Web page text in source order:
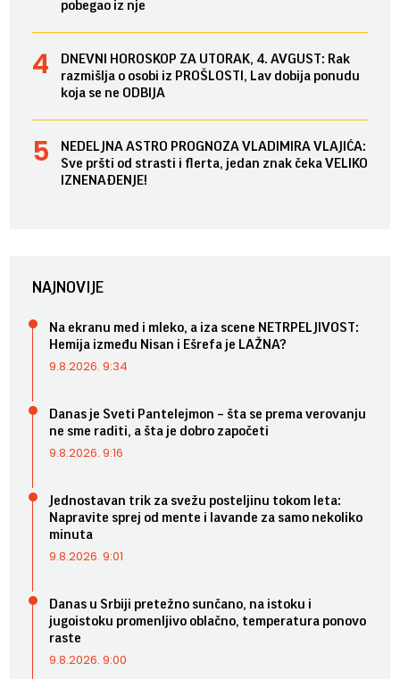
pobegao iz nje
DNEVNI HOROSKOP ZA UTORAK, 4. AVGUST: Rak
razmišlja o osobi iz PROŠLOSTI, Lav dobija ponudu
koja se ne ODBIJA
NEDELJNA ASTRO PROGNOZA VLADIMIRA VLAJIĆA:
Sve pršti od strasti i flerta, jedan znak čeka VELIKO
IZNENAĐENJE!
NAJNOVIJE
Na ekranu med i mleko, a iza scene NETRPELJIVOST:
Hemija između Nisan i Ešrefa je LAŽNA?
9.8.2026. 9:34
Danas je Sveti Pantelejmon – šta se prema verovanju
ne sme raditi, a šta je dobro započeti
9.8.2026. 9:16
Jednostavan trik za svežu posteljinu tokom leta:
Napravite sprej od mente i lavande za samo nekoliko
minuta
9.8.2026. 9:01
Danas u Srbiji pretežno sunčano, na istoku i
jugoistoku promenljivo oblačno, temperatura ponovo
raste
9.8.2026. 9:00